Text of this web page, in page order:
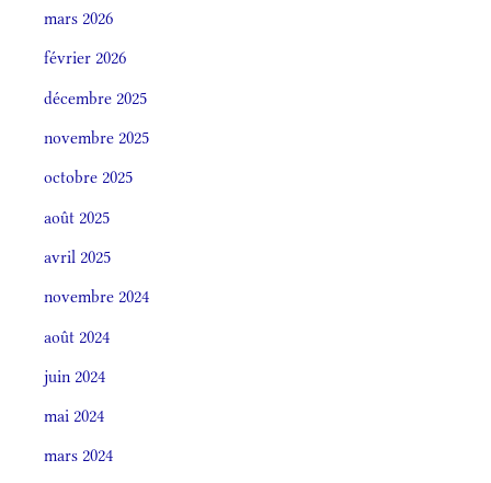
mars 2026
février 2026
décembre 2025
novembre 2025
octobre 2025
août 2025
avril 2025
novembre 2024
août 2024
juin 2024
mai 2024
mars 2024